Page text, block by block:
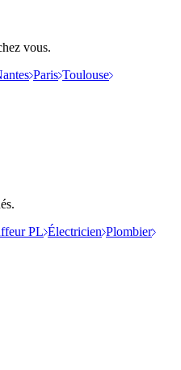
vous.
Paris Toulouse
PL Électricien Plombier